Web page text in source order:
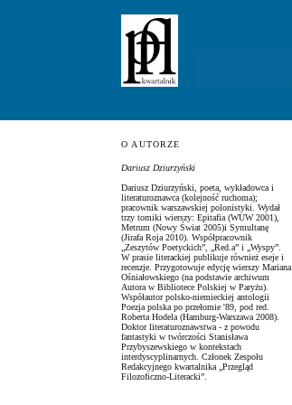
O AUTORZE
Dariusz Dziurzyński
Dariusz Dziurzyński, poeta, wykładowca i
literaturoznawca (kolejność ruchoma);
pracownik warszawskiej polonistyki. Wydał
trzy tomiki wierszy: Epitafia (WUW 2001),
Metrum (Nowy Świat 2005)i Symultanę
(Jirafa Roja 2010). Współpracownik
„Zeszytów Poetyckich”, „Red.a” i „Wyspy”.
W prasie literackiej publikuje również eseje i
recenzje. Przygotowuje edycję wierszy Mariana
Ośniałowskiego (na podstawie archiwum
Autora w Bibliotece Polskiej w Paryżu).
Współautor polsko-niemieckiej antologii
Poezja polska po przełomie '89, pod red.
Roberta Hodela (Hamburg-Warszawa 2008).
Doktor literaturoznawstwa - z powodu
fantastyki w twórczości Stanisława
Przybyszewskiego w kontekstach
interdyscyplinarnych. Członek Zespołu
Redakcyjnego kwartalnika „Przegląd
Filozoficzno-Literacki”.